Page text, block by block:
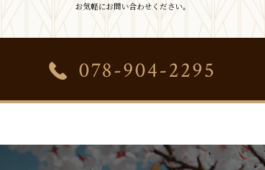
お気軽にお問い合わせください。
078-904-2295